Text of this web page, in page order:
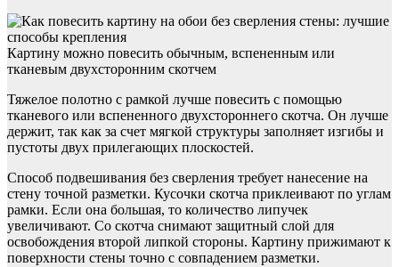
Картину можно повесить обычным, вспененным или
тканевым двухсторонним скотчем
Тяжелое полотно с рамкой лучше повесить с помощью
тканевого или вспененного двухстороннего скотча. Он лучше
держит, так как за счет мягкой структуры заполняет изгибы и
пустоты двух прилегающих плоскостей.
Способ подвешивания без сверления требует нанесение на
стену точной разметки. Кусочки скотча приклеивают по углам
рамки. Если она большая, то количество липучек
увеличивают. Со скотча снимают защитный слой для
освобождения второй липкой стороны. Картину прижимают к
поверхности стены точно с совпадением разметки.